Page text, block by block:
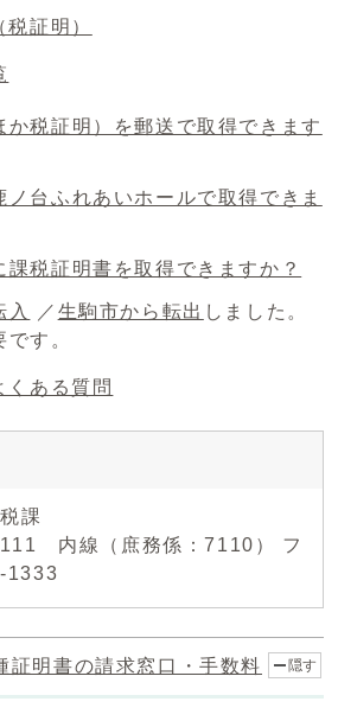
証明）
か税証明）を郵送で取得できます
台ふれあいホールで取得できま
課税証明書を取得できますか？
入 ／ 生駒市から転出 しました。
す。
くある質問
課
内線（庶務係：7110） フ
1333
証明書の請求窓口・手数料 隠す